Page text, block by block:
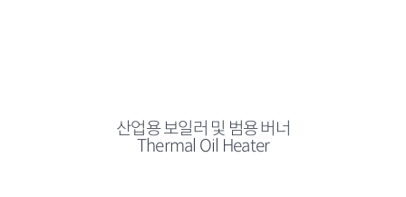
산업용 보일러 및 범용 버너
Thermal Oil Heater